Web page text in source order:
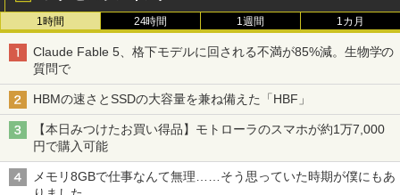
1時間 24時間 1週間 1カ月
Claude Fable 5、格下モデルに回される不満が85%減。生物学の
質問で
HBMの速さとSSDの大容量を兼ね備えた「HBF」
【本日みつけたお買い得品】モトローラのスマホが約1万7,000
円で購入可能
メモリ8GBで仕事なんて無理……そう思っていた時期が僕にもあ